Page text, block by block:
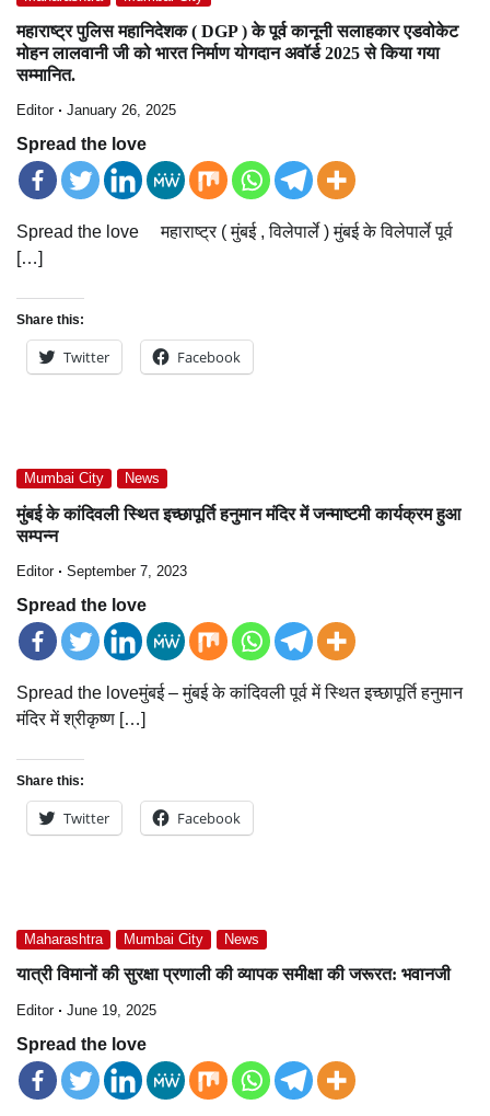
महाराष्ट्र पुलिस महानिदेशक ( DGP ) के पूर्व कानूनी सलाहकार एडवोकेट
मोहन लालवानी जी को भारत निर्माण योगदान अवॉर्ड 2025 से किया गया
सम्मानित.
Editor January 26, 2025
Spread the love
Spread the love महाराष्ट्र ( मुंबई , विलेपार्ले ) मुंबई के विलेपार्ले पूर्व
[…]
Share this:
Twitter Facebook
Mumbai City News
मुंबई के कांदिवली स्थित इच्छापूर्ति हनुमान मंदिर में जन्माष्टमी कार्यक्रम हुआ
सम्पन्न
Editor September 7, 2023
Spread the love
Spread the loveमुंबई – मुंबई के कांदिवली पूर्व में स्थित इच्छापूर्ति हनुमान
मंदिर में श्रीकृष्ण […]
Share this:
Twitter Facebook
Maharashtra Mumbai City News
यात्री विमानों की सुरक्षा प्रणाली की व्यापक समीक्षा की जरूरत: भवानजी
Editor June 19, 2025
Spread the love